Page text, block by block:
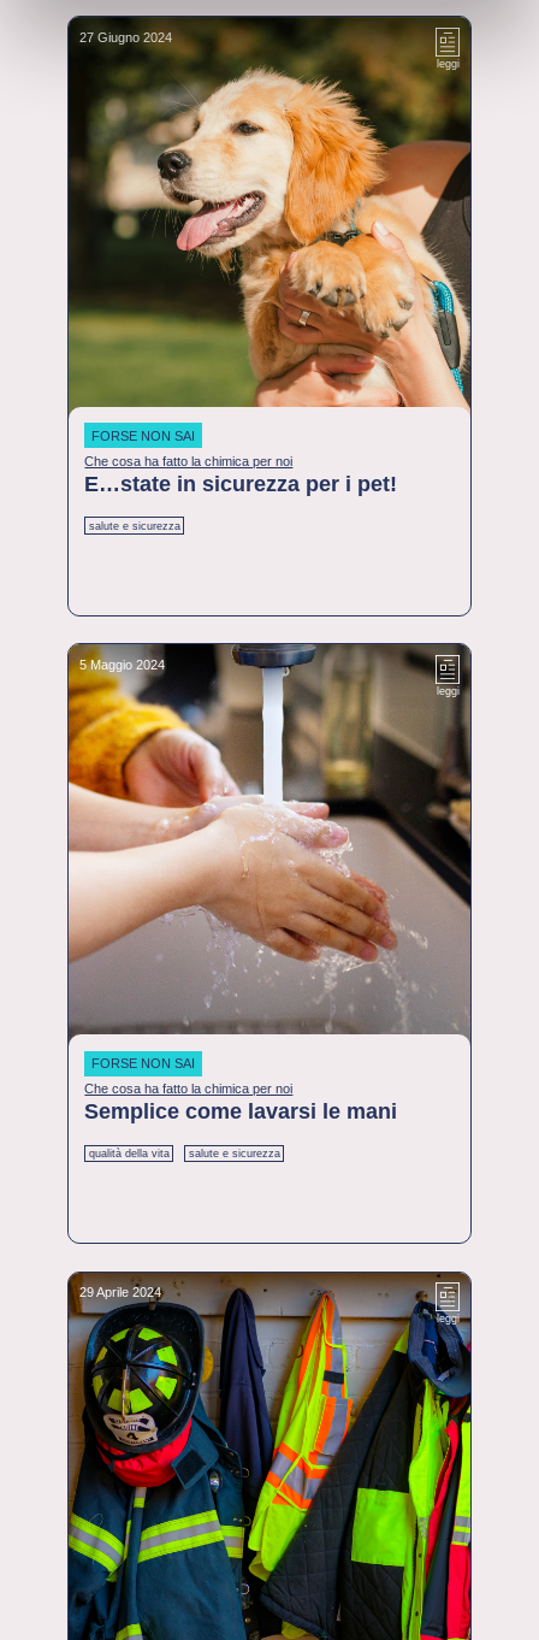
27 Giugno 2024
leggi
FORSE NON SAI
Che cosa ha fatto la chimica per noi
E…state in sicurezza per i pet!
salute e sicurezza
5 Maggio 2024
leggi
FORSE NON SAI
Che cosa ha fatto la chimica per noi
Semplice come lavarsi le mani
qualità della vita salute e sicurezza
29 Aprile 2024
leggi